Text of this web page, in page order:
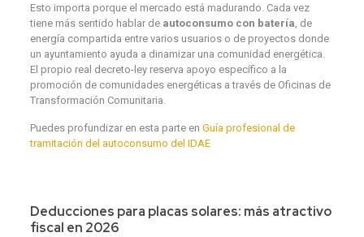
Esto importa porque el mercado está madurando. Cada vez
tiene más sentido hablar de autoconsumo con batería , de
energía compartida entre varios usuarios o de proyectos donde
un ayuntamiento ayuda a dinamizar una comunidad energética.
El propio real decreto-ley reserva apoyo específico a la
promoción de comunidades energéticas a través de Oficinas de
Transformación Comunitaria.
Puedes profundizar en esta parte en Guía profesional de
tramitación del autoconsumo del IDAE
Deducciones para placas solares: más atractivo
fiscal en 2026